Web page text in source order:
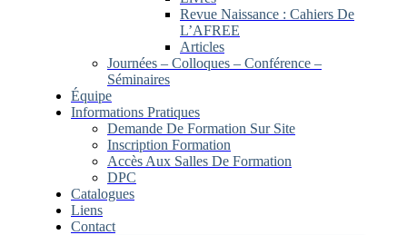
Revue Naissance : Cahiers De
L’AFREE
Articles
Journées – Colloques – Conférence –
Séminaires
Équipe
Informations Pratiques
Demande De Formation Sur Site
Inscription Formation
Accès Aux Salles De Formation
DPC
Catalogues
Liens
Contact